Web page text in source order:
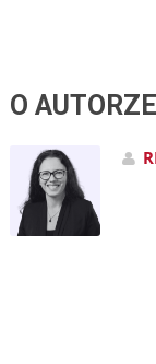
O AUTORZE